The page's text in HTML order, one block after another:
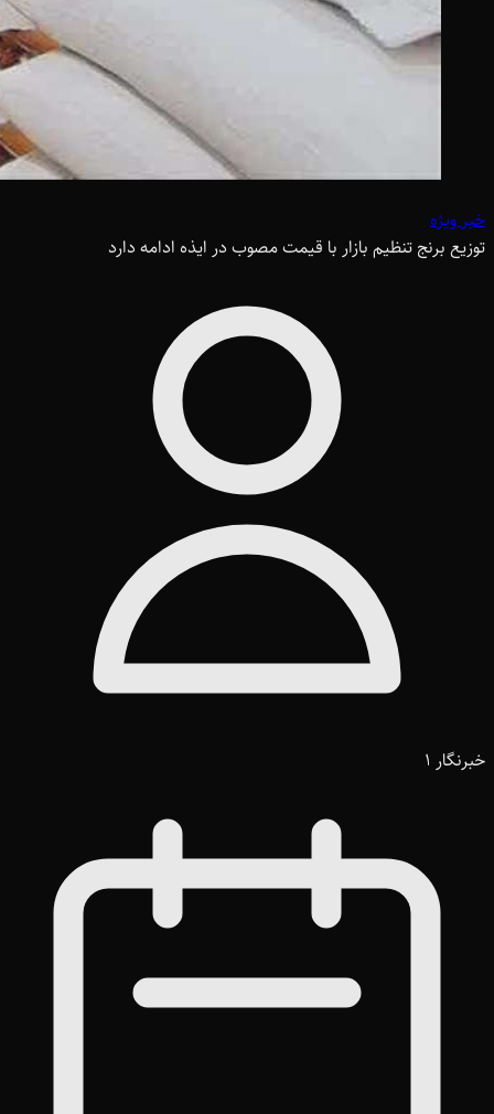
خبر ویژه
توزیع برنج تنظیم بازار با قیمت مصوب در ایذه ادامه دارد
خبرنگار 1